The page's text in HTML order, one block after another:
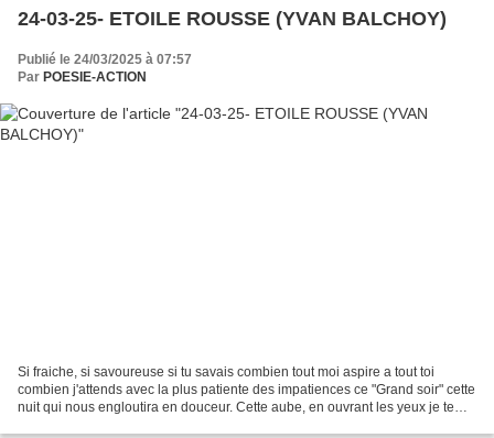
24-03-25- ETOILE ROUSSE (YVAN BALCHOY)
Publié le 24/03/2025 à 07:57
Par POESIE-ACTION
Si fraiche, si savoureuse si tu savais combien tout moi aspire a tout toi
combien j'attends avec la plus patiente des impatiences ce "Grand soir" cette
nuit qui nous engloutira en douceur. Cette aube, en ouvrant les yeux je te